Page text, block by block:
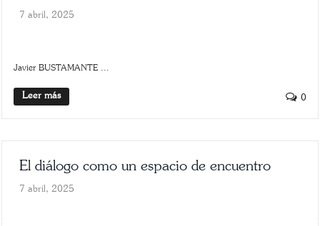
7 abril, 2025
Javier BUSTAMANTE ...
Leer más 0
El diálogo como un espacio de encuentro
7 abril, 2025